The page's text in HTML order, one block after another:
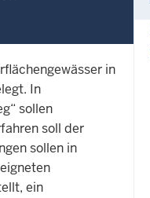
in
In
sollen
soll der
sollen in
ein